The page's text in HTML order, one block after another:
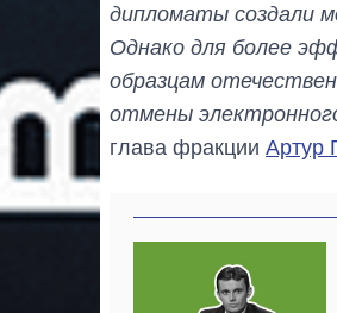
дипломаты создали
Однако для более
образцам
отмены
глава фракции Артур